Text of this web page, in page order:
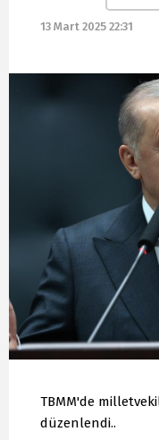
13 Mart 2025 22:31
TBMM'de
düzenlendi..